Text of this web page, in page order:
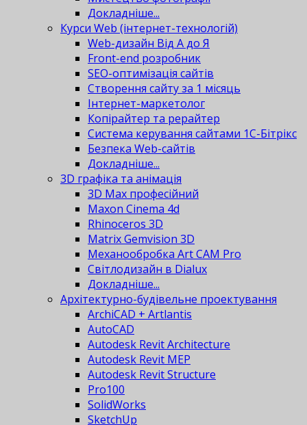
Докладніше...
Курси Web (інтернет-технологій)
Web-дизайн Від А до Я
Front-end розробник
SEO-оптимізація сайтів
Створення сайту за 1 місяць
Інтернет-маркетолог
Копірайтер та рерайтер
Система керування сайтами 1С-Бітрікс
Безпека Web-сайтів
Докладніше...
3D графіка та анімація
3D Max професійний
Maxon Cinema 4d
Rhinoceros 3D
Matrix Gemvision 3D
Механообробка Art CAM Pro
Світлодизайн в Dialux
Докладніше...
Архітектурно-будівельне проектування
ArchiCAD + Artlantis
AutoCAD
Autodesk Revit Architecture
Autodesk Revit MEP
Autodesk Revit Structure
Pro100
SolidWorks
SketchUp